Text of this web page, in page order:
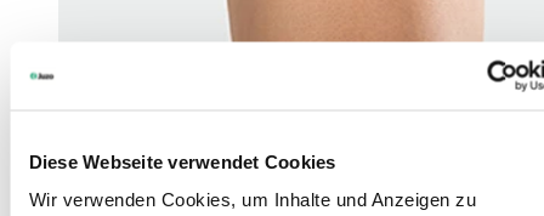
Diese Webseite verwendet Cookies
Wir verwenden Cookies, um Inhalte und Anzeigen zu